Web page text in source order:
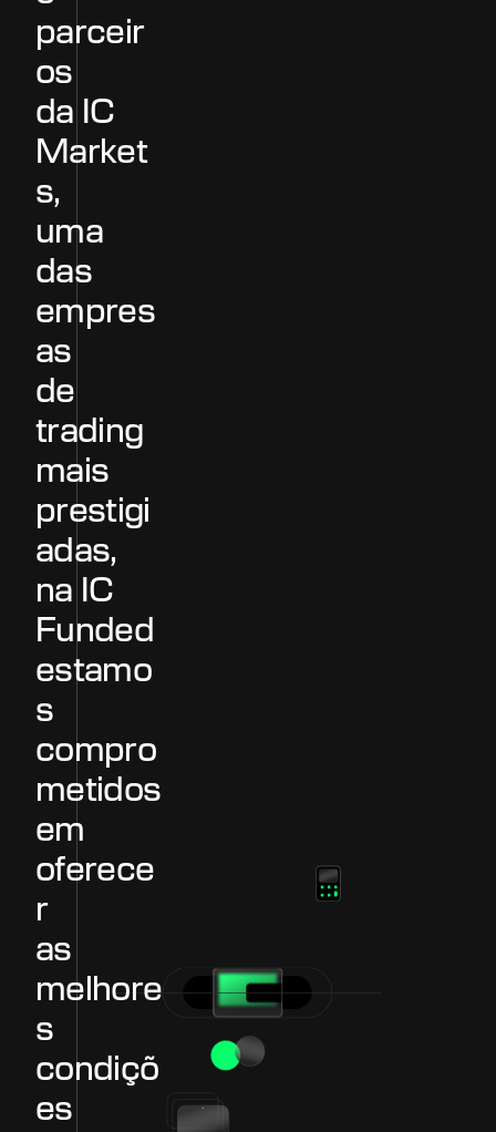
parceir
os
da C
Market
s,
uma
das
empres
as
de
trad ing
mais
prestigi
ad as,
na C
Funded
estamo
s
compro
metid os
em
oferece
r
as
me hore
s
cond içõ
es